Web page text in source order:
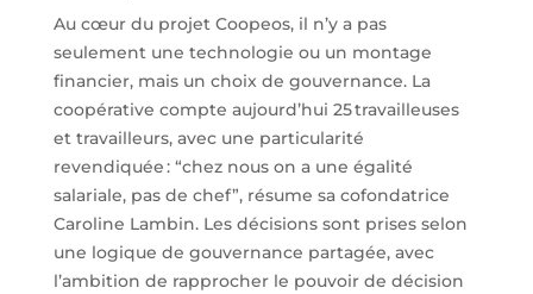
Au cœur du projet Coopeos, il n’y a pas
seulement une technologie ou un montage
financier, mais un choix de gouvernance. La
coopérative compte aujourd’hui 25 travailleuses
et travailleurs, avec une particularité
revendiquée : “chez nous on a une égalité
salariale, pas de chef”, résume sa cofondatrice
Caroline Lambin. Les décisions sont prises selon
une logique de gouvernance partagée, avec
l’ambition de rapprocher le pouvoir de décision